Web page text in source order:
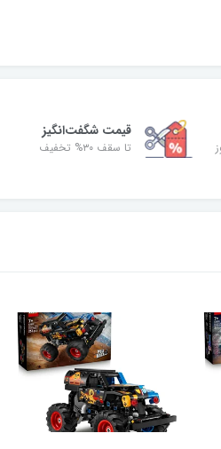
۵ روز
قیمت شگفت‌انگیز
تا سقف ۳۰% تخفیف